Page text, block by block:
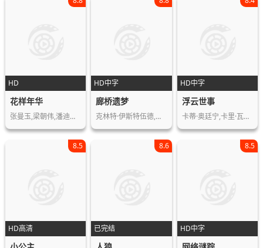
HD
花样年华
张曼玉,梁朝伟,潘迪华,雷震,萧炳林,陈…
HD中字
廊桥遗梦
克林特·伊斯特伍德,梅丽尔·斯特里普…
HD中字
浮云世事
卡蒂·奥廷宁,卡里·瓦纳宁,叶琳娜·萨…
HD高清
8.5
已完结
8.6
HD中字
8.5